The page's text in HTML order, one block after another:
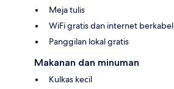
Meja tulis
WiFi gratis dan internet berkabel
Panggilan lokal gratis
Makanan dan minuman
Kulkas kecil